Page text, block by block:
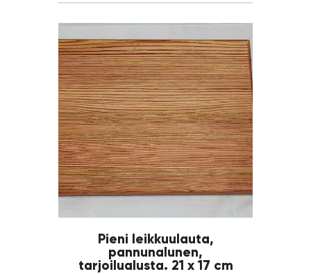
Pieni leikkuulauta,
pannunalunen,
tarjoilualusta. 21 x 17 cm